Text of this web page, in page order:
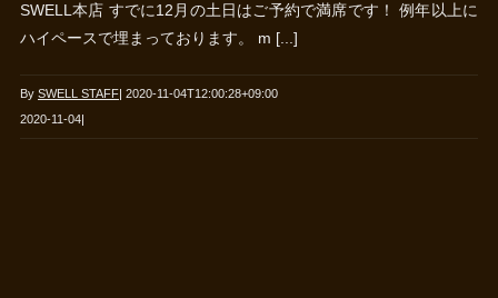
SWELL本店 すでに12月の土日はご予約で満席です！ 例年以上に
ハイペースで埋まっております。 m [...]
By SWELL STAFF| 2020-11-04T12:00:28+09:00
2020-11-04|